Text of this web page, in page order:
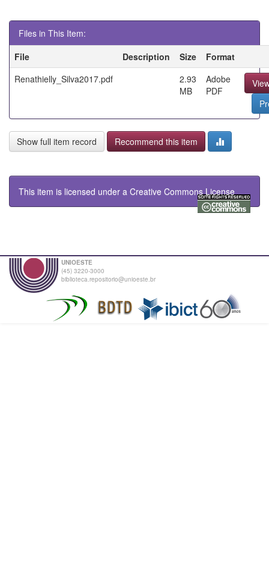
Files in This Item:
File
Description Size
Format
Renathielly_Silva2017.pdf
2.93
MB
Adobe
PDF
Show full item record Recommend this item
This item is licensed under a Creative Commons License
UNIOESTE
(45) 3220-3000
biblioteca.repositorio@unioeste.br